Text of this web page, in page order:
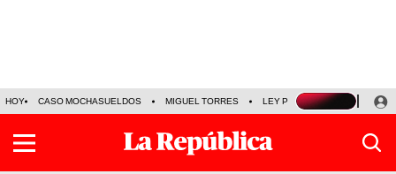
HOY CASO MOCHASUELDOS MIGUEL TORRES LEY PULPÍN PRECIO DEL